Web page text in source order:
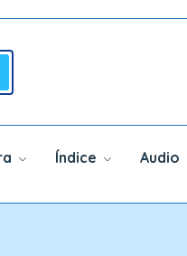
Índice Audio